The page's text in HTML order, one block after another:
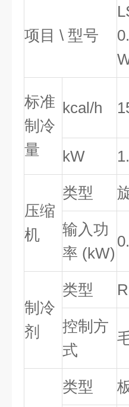
项目 \ 型号
标准
制冷
量
kcal/h
kW
压缩
机
类型
输入功
率 (kW)
制冷
剂
类型
控制方
式
类型